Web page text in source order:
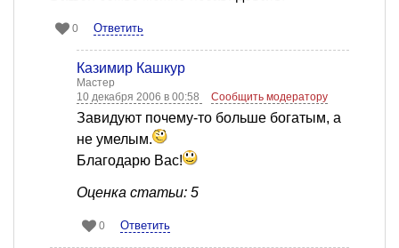
0 Ответить
Казимир Кашкур
Мастер
10 декабря 2006 в 00:58
Сообщить модератору
Завидуют почему-то больше богатым, а
не умелым.
Благодарю Вас!
Оценка статьи: 5
0 Ответить